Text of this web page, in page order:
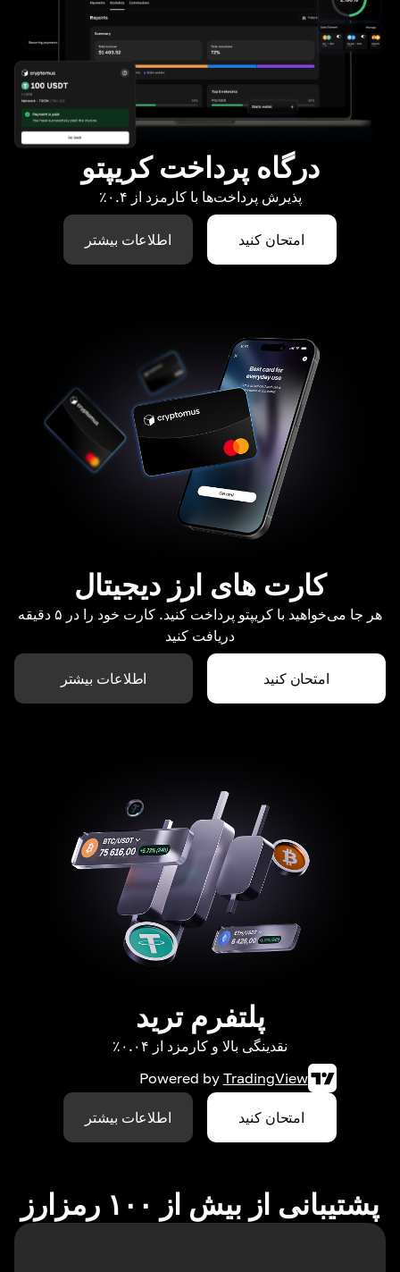
درگاه پرداخت کریپتو
پذیرش پرداخت‌ها با کارمزد از ۰.۴٪
امتحان کنید اطلاعات بیشتر
کارت های ارز دیجیتال
هر جا می‌خواهید با کریپتو پرداخت کنید. کارت خود را در ۵ دقیقه
دریافت کنید
امتحان کنید اطلاعات بیشتر
پلتفرم ترید
نقدینگی بالا و کارمزد از ۰.۰۴٪
Powered by TradingView
امتحان کنید اطلاعات بیشتر
پشتیبانی از بیش از ۱۰۰ رمزارز